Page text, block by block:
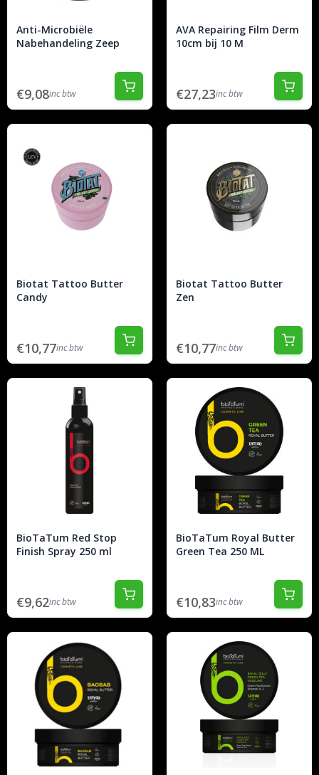
Anti-Microbiële
Nabehandeling Zeep
€9,08inc btw
AVA Repairing Film Derm
10cm bij 10 M
€27,23inc btw
Biotat Tattoo Butter
Candy
€10,77inc btw
Biotat Tattoo Butter
Zen
€10,77inc btw
BioTaTum Red Stop
Finish Spray 250 ml
€9,62inc btw
BioTaTum Royal Butter
Green Tea 250 ML
€10,83inc btw